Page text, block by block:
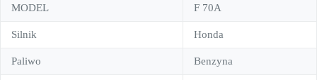
MODEL F 70A
Silnik Honda
Paliwo Benzyna